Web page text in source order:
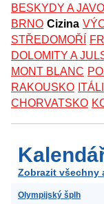
BESKYDY A
BRNO Cizina
STŘEDOMOŘÍ
DOLOMITY A
MONT BLANC
RAKOUSKO
CHORVATSKO
Zobrazit všechny
Olympijský šplh